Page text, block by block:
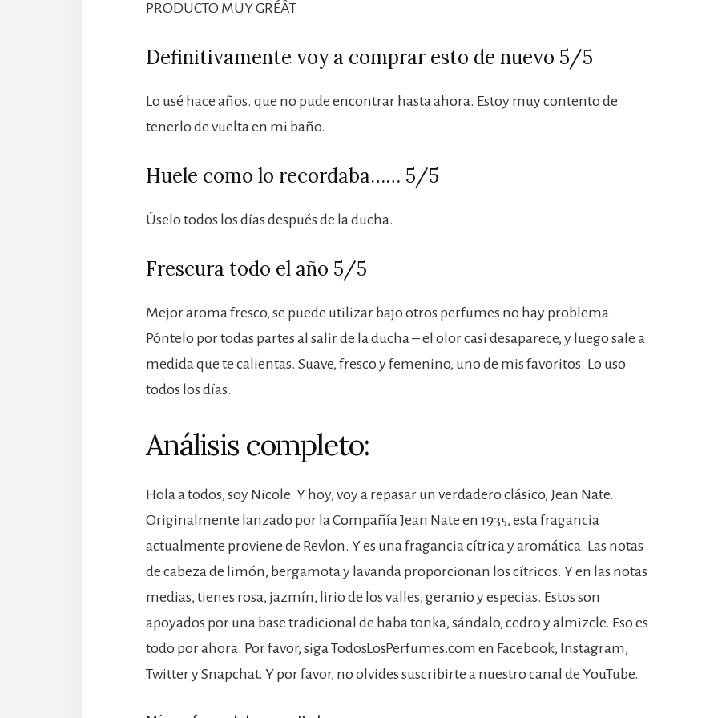
PRODUCTO MUY GRÉÂT
Definitivamente voy a comprar esto de nuevo 5/5
Lo usé hace años. que no pude encontrar hasta ahora. Estoy muy contento de
tenerlo de vuelta en mi baño.
Huele como lo recordaba…… 5/5
Úselo todos los días después de la ducha.
Frescura todo el año 5/5
Mejor aroma fresco, se puede utilizar bajo otros perfumes no hay problema.
Póntelo por todas partes al salir de la ducha – el olor casi desaparece, y luego sale a
medida que te calientas. Suave, fresco y femenino, uno de mis favoritos. Lo uso
todos los días.
Análisis completo:
Hola a todos, soy Nicole. Y hoy, voy a repasar un verdadero clásico, Jean Nate.
Originalmente lanzado por la Compañía Jean Nate en 1935, esta fragancia
actualmente proviene de Revlon. Y es una fragancia cítrica y aromática. Las notas
de cabeza de limón, bergamota y lavanda proporcionan los cítricos. Y en las notas
medias, tienes rosa, jazmín, lirio de los valles, geranio y especias. Estos son
apoyados por una base tradicional de haba tonka, sándalo, cedro y almizcle. Eso es
todo por ahora. Por favor, siga TodosLosPerfumes.com en Facebook, Instagram,
Twitter y Snapchat. Y por favor, no olvides suscribirte a nuestro canal de YouTube.